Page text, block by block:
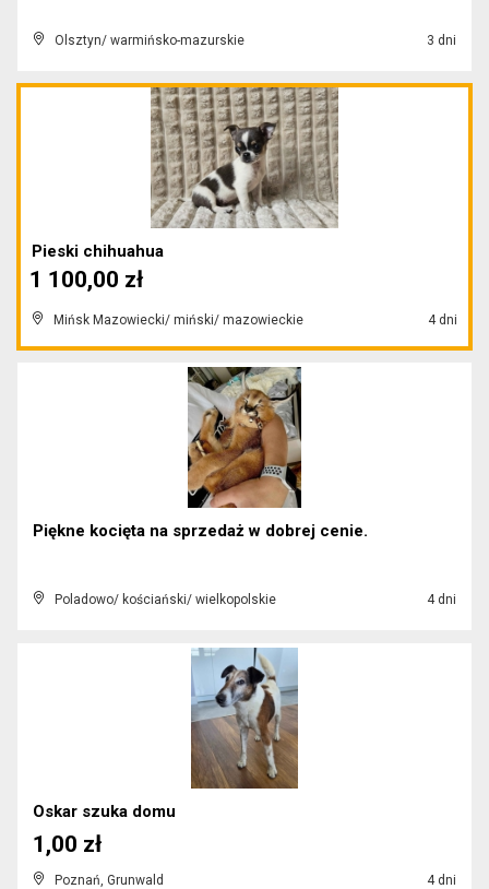
Olsztyn/ warmińsko-mazurskie 3 dni
Pieski chihuahua
Mińsk Mazowiecki/ miński/ mazowieckie 4 dni
1 100,00 zł
Piękne kocięta na sprzedaż w dobrej cenie.
Poladowo/ kościański/ wielkopolskie 4 dni
Oskar szuka domu
Poznań, Grunwald 4 dni
1,00 zł